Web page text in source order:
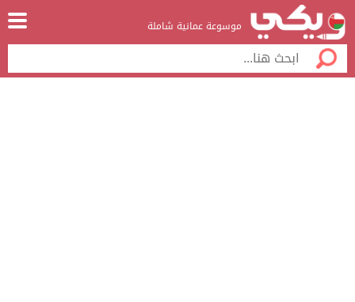
موسوعة عمانية شاملة